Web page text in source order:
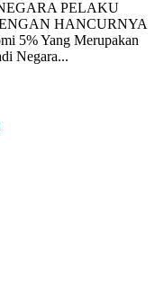
PELAKU
HANCURNYA
5% Yang Merupakan
Negara...